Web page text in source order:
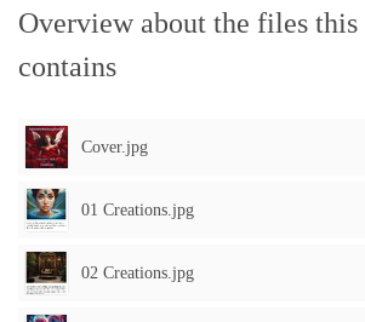
Overview about the files this
contains
Cover.jpg
01 Creations.jpg
02 Creations.jpg